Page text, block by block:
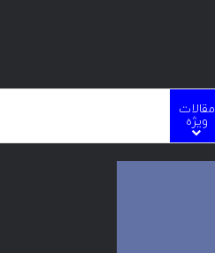
مقالات
ویژه